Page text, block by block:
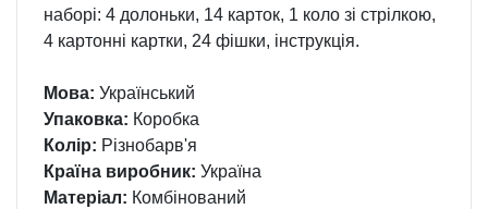
наборі: 4 долоньки, 14 карток, 1 коло зі стрілкою,
4 картонні картки, 24 фішки, інструкція.
Мова: Український
Упаковка: Коробка
Колір: Різнобарв'я
Країна виробник: Україна
Матеріал: Комбінований